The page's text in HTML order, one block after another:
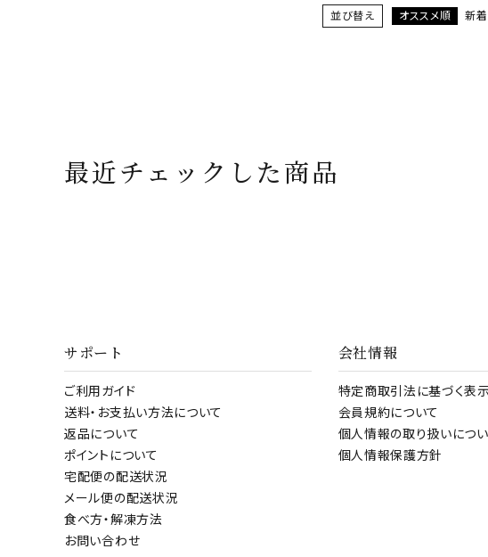
並び替え オススメ順 新
最近チェックした商品
サポート
ご利用ガイド
送料・お支払い方法について
返品について
ポイントについて
宅配便の配送状況
メール便の配送状況
食べ方・解凍方法
お問い合わせ
会社情報
特定商取引法に基づく表
会員規約について
個人情報の取り扱いにつ
個人情報保護方針